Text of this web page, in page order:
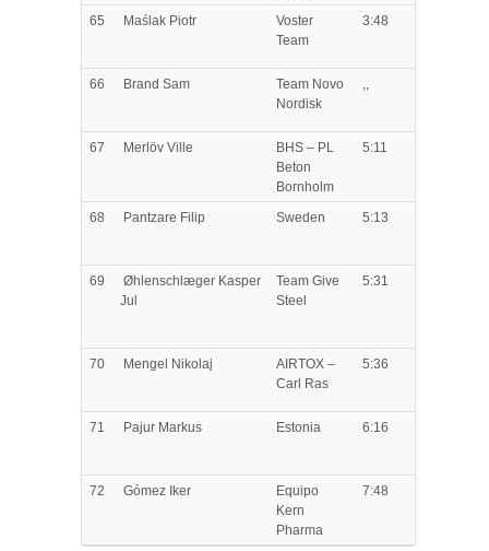
65 Maślak Piotr
Voster
Team
3:48
66 Brand Sam
Team Novo
Nordisk
,,
67 Merlöv Ville
BHS – PL
Beton
Bornholm
5:11
68 Pantzare Filip Sweden 5:13
69 Øhlenschlæger Kasper
Jul
Team Give
Steel
5:31
70 Mengel Nikolaj
AIRTOX –
Carl Ras
5:36
71 Pajur Markus Estonia 6:16
72 Gómez Iker
Equipo
Kern
Pharma
7:48